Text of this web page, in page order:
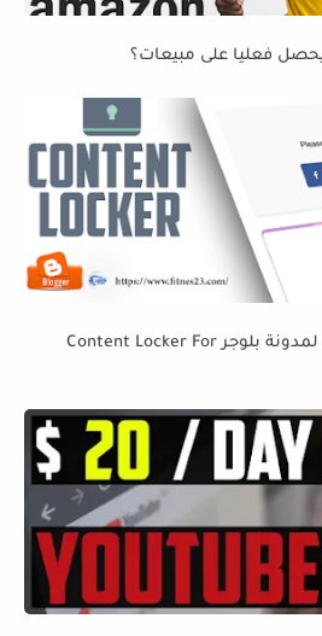
فعليا على مبيعات؟
إضافة زر المحتوى المغلق لمدونة بلوجر Content Locker For